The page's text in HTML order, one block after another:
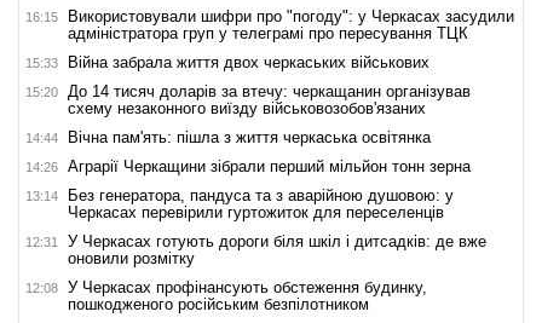
16:15
Використовували шифри про "погоду": у Черкасах засудили
адміністратора груп у телеграмі про пересування ТЦК
15:33 Війна забрала життя двох черкаських військових
15:20
До 14 тисяч доларів за втечу: черкащанин організував
схему незаконного виїзду військовозобов'язаних
14:44 Вічна пам'ять: пішла з життя черкаська освітянка
14:26 Аграрії Черкащини зібрали перший мільйон тонн зерна
13:14
Без генератора, пандуса та з аварійною душовою: у
Черкасах перевірили гуртожиток для переселенців
12:31
У Черкасах готують дороги біля шкіл і дитсадків: де вже
оновили розмітку
12:08
У Черкасах профінансують обстеження будинку,
пошкодженого російським безпілотником